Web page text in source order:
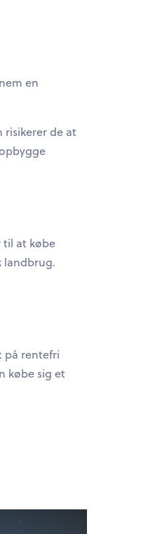
en
de at
til at købe
landbrug.
på rentefri
købe sig et